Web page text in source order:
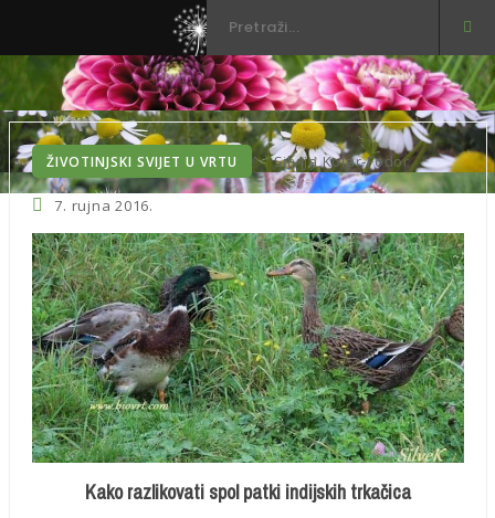
ŽIVOTINJSKI SVIJET U VRTU Silvija Kolar-Fodor
7. rujna 2016.
Kako razlikovati spol patki indijskih trkačica